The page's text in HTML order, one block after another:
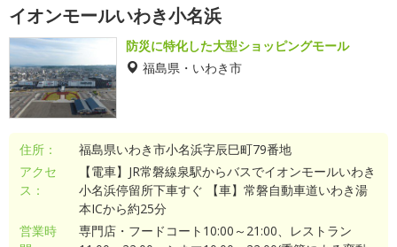
イオンモールいわき小名浜
防災に特化した大型ショッピングモール
福島県・いわき市
住所：
福島県いわき市小名浜字辰巳町79番地
アクセ
ス：
【電車】JR常磐線泉駅からバスでイオンモールいわき
小名浜停留所下車すぐ 【車】常磐自動車道いわき湯
本ICから約25分
営業時
専門店・フードコート10:00～21:00、レストラン